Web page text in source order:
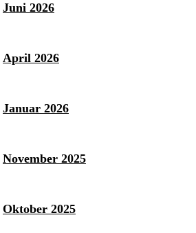
Juni 2026
April 2026
Januar 2026
November 2025
Oktober 2025